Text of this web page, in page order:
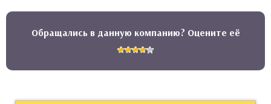
Обращались в данную компанию? Оцените её